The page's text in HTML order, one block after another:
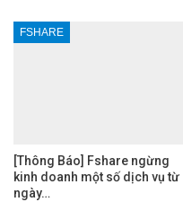
FSHARE
[Thông Báo] Fshare ngừng
kinh doanh một số dịch vụ từ
ngày…